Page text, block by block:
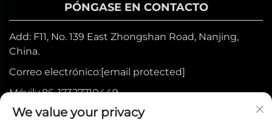
PÓNGASE EN CONTACTO
Add: F11, No. 139 East Zhongshan Road, Nanjing,
China.
Correo electrónico:[email protected]
Móvil:+86-17327710449
Tel:+86-025-84573776
We value your privacy